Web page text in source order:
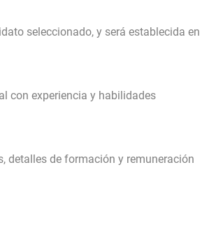
seleccionado, y será establecida en
con experiencia y habilidades
detalles de formación y remuneración